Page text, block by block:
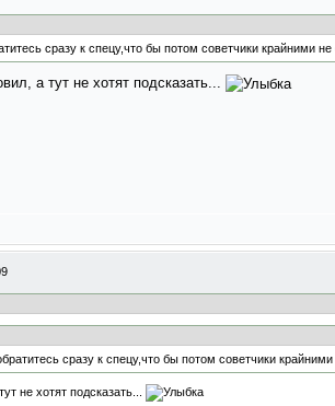
сразу к спецу,что бы потом советчики крайними не
а тут не хотят подсказать...
сразу к спецу,что бы потом советчики крайними
не хотят подсказать...